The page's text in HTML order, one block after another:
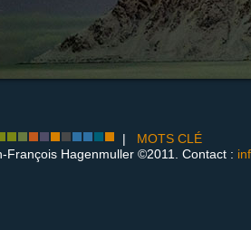
| MOTS CLÉ
François Hagenmuller ©2011. Contact :